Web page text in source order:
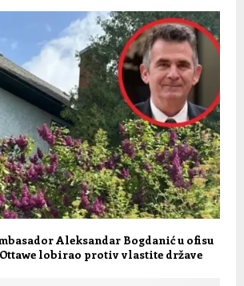
Aleksandar Bogdanić u ofisu
lobirao protiv vlastite države